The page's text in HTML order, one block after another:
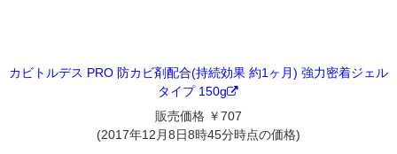
カビトルデス PRO 防カビ剤配合(持続効果 約1ヶ月) 強力密着ジェル
タイプ 150g
販売価格 ￥707
(2017年12月8日8時45分時点の価格)